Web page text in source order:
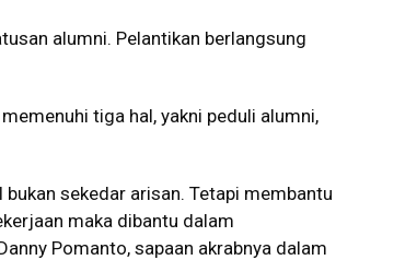
alumni. Pelantikan berlangsung
tiga hal, yakni peduli alumni,
bukan sekedar arisan. Tetapi membantu
maka dibantu dalam
Pomanto, sapaan akrabnya dalam